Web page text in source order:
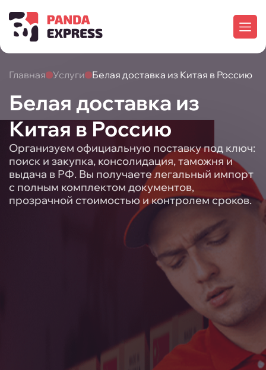
Главная Услуги Белая доставка из Китая в Россию
Белая доставка из
Китая в Россию
Организуем официальную поставку под ключ:
поиск и закупка, консолидация, таможня и
выдача в РФ. Вы получаете легальный импорт
с полным комплектом документов,
прозрачной стоимостью и контролем сроков.